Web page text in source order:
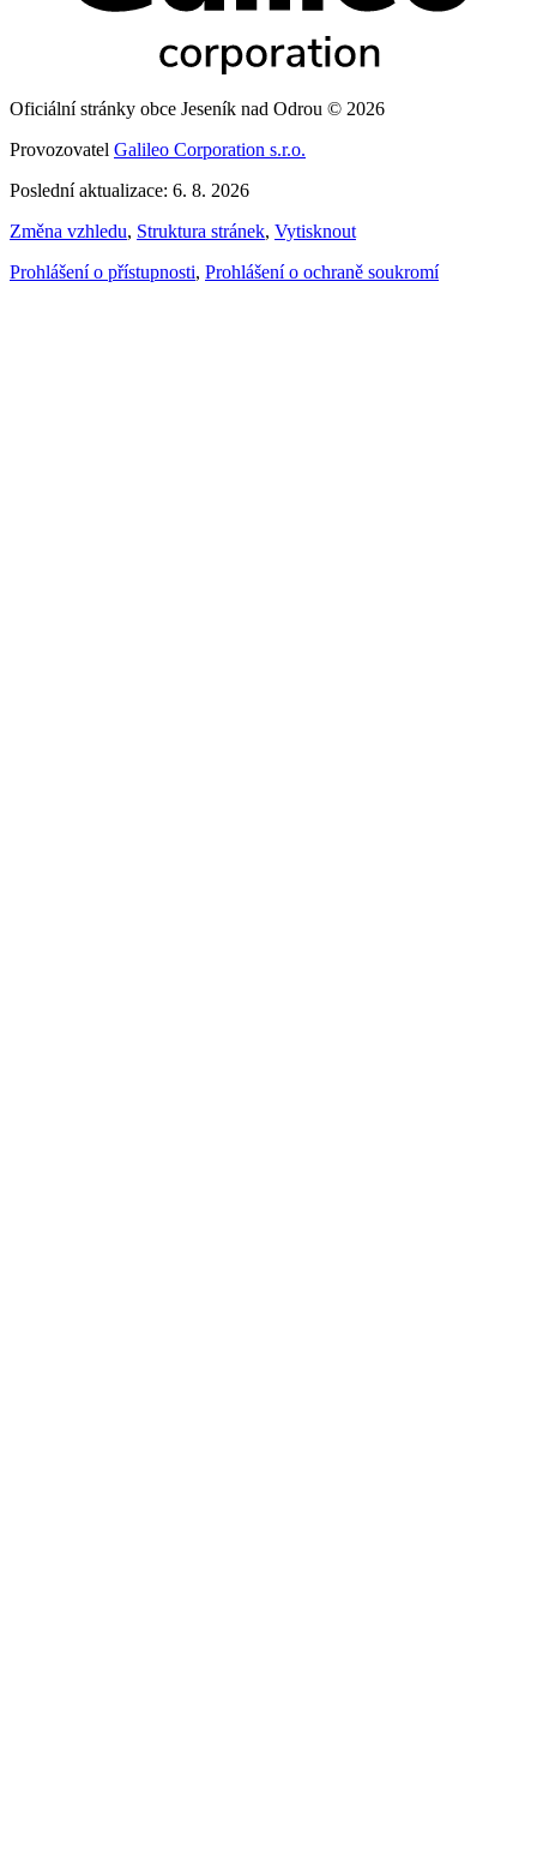
Oficiální stránky obce Jeseník nad Odrou © 2026
Provozovatel Galileo Corporation s.r.o.
Poslední aktualizace: 6. 8. 2026
Změna vzhledu, Struktura stránek, Vytisknout
Prohlášení o přístupnosti, Prohlášení o ochraně soukromí